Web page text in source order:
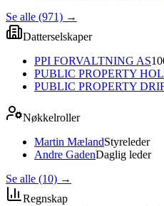
Se alle (971) →
Datterselskaper
PPI FORVALTNING AS
PUBLIC PROPERTY
PUBLIC PROPERTY
Nøkkelroller
Martin MælandStyreleder
Andre GadenDaglig leder
Se alle (10) →
Regnskap